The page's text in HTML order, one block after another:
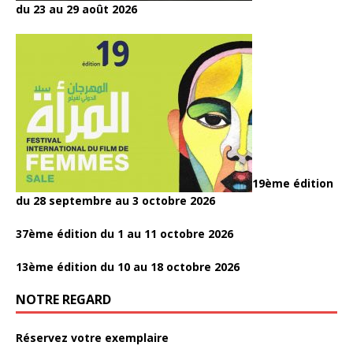
du 23 au 29 août 2026
19ème édition
du 28 septembre au 3 octobre 2026
37ème édition du 1 au 11 octobre 2026
13ème édition du 10 au 18 octobre 2026
NOTRE REGARD
Réservez votre exemplaire